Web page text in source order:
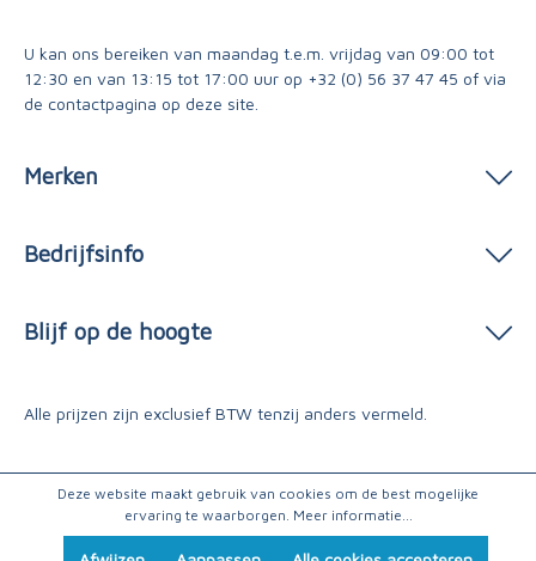
U kan ons bereiken van maandag t.e.m. vrijdag van 09:00 tot
12:30 en van 13:15 tot 17:00 uur op +32 (0) 56 37 47 45 of via
de contactpagina op deze site.
Merken
Bedrijfsinfo
Blijf op de hoogte
Alle prijzen zijn exclusief BTW tenzij anders vermeld.
Deze website maakt gebruik van cookies om de best mogelijke
ervaring te waarborgen. Meer informatie...